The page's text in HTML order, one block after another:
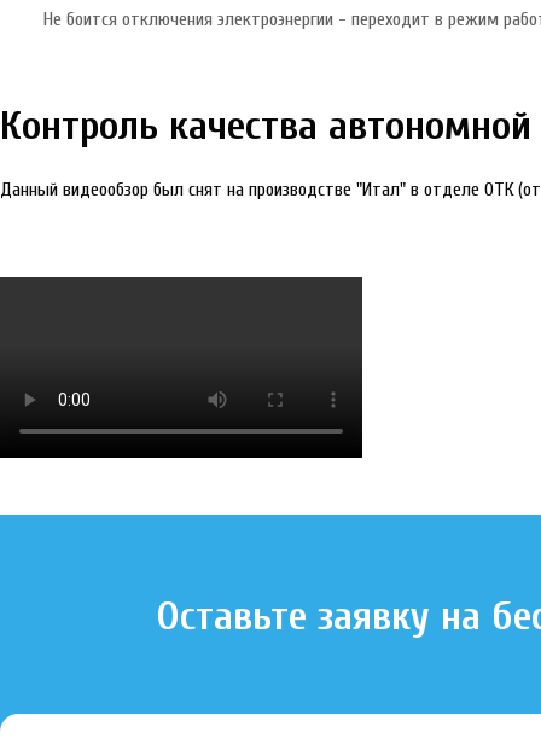
Не боится отключения электроэнергии - переходит в режим
Контроль качества
Данный видеообзор был снят на производстве "Итал" в отделе ОТК
Оставьте заявку на